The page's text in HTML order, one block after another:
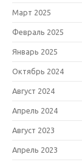
Март 2025
Февраль 2025
Январь 2025
Октябрь 2024
Август 2024
Апрель 2024
Август 2023
Апрель 2023